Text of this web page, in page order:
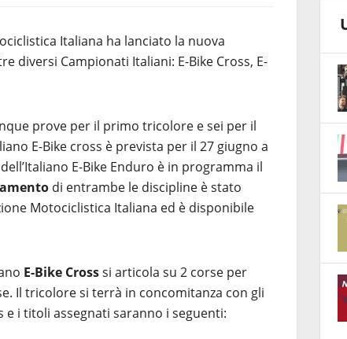
Italiana ha lanciato la nuova
diversi Campionati Italiani: E-Bike Cross, E-
prove per il primo tricolore e sei per il
E-Bike cross è prevista per il 27 giugno a
E-Bike Enduro è in programma il
di entrambe le discipline è stato
Motociclistica Italiana ed è disponibile
E-Bike Crosssi articola su 2 corse per
Il tricolore si terrà in concomitanza con gli
e i titoli assegnati saranno i seguenti: